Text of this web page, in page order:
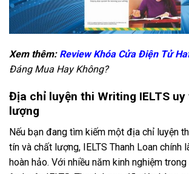
Xem thêm: Review Khóa Cửa Điện Tử
Đáng Mua Hay Không?
Địa chỉ luyện thi Writing IELTS
lượng
Nếu bạn đang tìm kiếm một địa chỉ luyện
tín và chất lượng, IELTS Thanh Loan chính
hoàn hảo. Với nhiều năm kinh nghiệm